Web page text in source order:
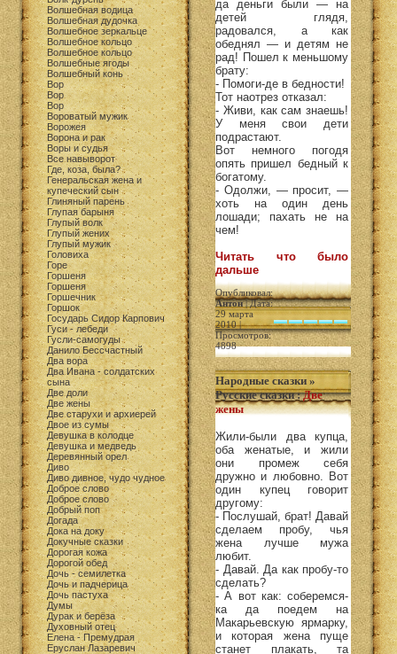
Волшебная водица
Волшебная дудочка
Волшебное зеркальце
Волшебное кольцо
Волшебное кольцо
Волшебные ягоды
Волшебный конь
Вор
Вор
Вор
Вороватый мужик
Ворожея
Ворона и рак
Воры и судья
Все навыворот
Где, коза, была?
Генеральская жена и
купеческий сын
Глиняный парень
Глупая барыня
Глупый волк
Глупый жених
Глупый мужик
Головиха
Горе
Горшеня
Горшеня
Горшечник
Горшок
Государь Сидор Карпович
Гуси - лебеди
Гусли-самогуды
Данило Бессчастный
Два вора
Два Ивана - солдатских
сына
Две доли
Две жены
Две старухи и архиерей
Двое из сумы
Девушка в колодце
Девушка и медведь
Деревянный орел
Диво
Диво дивное, чудо чудное
Доброе слово
Доброе слово
Добрый поп
Догада
Дока на доку
Докучные сказки
Дорогая кожа
Дорогой обед
Дочь - семилетка
Дочь и падчерица
Дочь пастуха
Думы
Дурак и берёза
Духовный отец
Елена - Премудрая
Еруслан Лазаревич
да деньги были — на
детей глядя,
радовался, а как
обеднял — и детям не
рад! Пошел к меньшому
брату:
- Помоги-де в бедности!
Тот наотрез отказал:
- Живи, как сам знаешь!
У меня свои дети
подрастают.
Вот немного погодя
опять пришел бедный к
богатому.
- Одолжи, — просит, —
хоть на один день
лошади; пахать не на
чем!
Читать что было
дальше
Опубликовал:
Антон| Дата:
29 марта
2010 |
Просмотров:
4898
Народные сказки »
Русские сказки:Две
жены
Жили-были два купца,
оба женатые, и жили
они промеж себя
дружно и любовно. Вот
один купец говорит
другому:
- Послушай, брат! Давай
сделаем пробу, чья
жена лучше мужа
любит.
- Давай. Да как пробу-то
сделать?
- А вот как: соберемся-
ка да поедем на
Макарьевскую ярмарку,
и которая жена пуще
станет плакать, та